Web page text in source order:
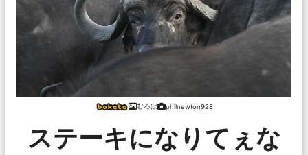
むろぼ philnewton928
ステーキになりてぇな